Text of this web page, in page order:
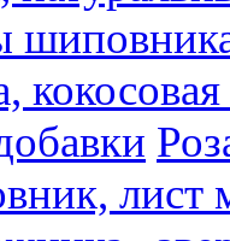
лист